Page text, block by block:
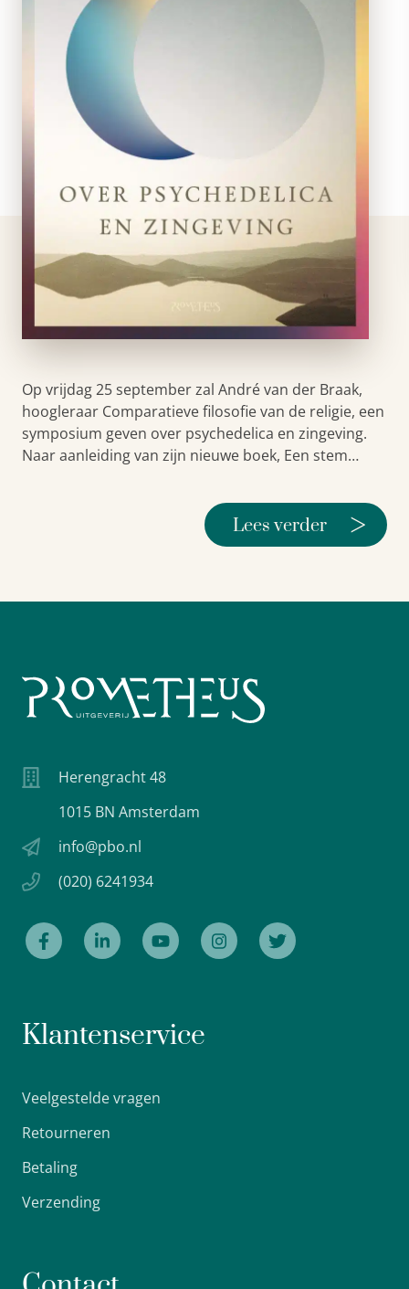
Op vrijdag 25 september zal André van der Braak,
hoogleraar Comparatieve filosofie van de religie, een
symposium geven over psychedelica en zingeving.
Naar aanleiding van zijn nieuwe boek, Een stem…
Lees verder >
Herengracht 48
1015 BN Amsterdam
info@pbo.nl
(020) 6241934
Klantenservice
Veelgestelde vragen
Retourneren
Betaling
Verzending